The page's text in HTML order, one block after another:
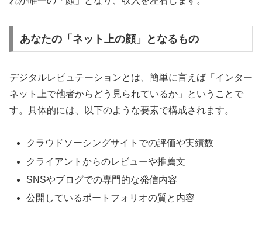
あなたの「ネット上の顔」となるもの
デジタルレピュテーションとは、簡単に言えば「インター
ネット上で他者からどう見られているか」ということで
す。具体的には、以下のような要素で構成されます。
クラウドソーシングサイトでの評価や実績数
クライアントからのレビューや推薦文
SNSやブログでの専門的な発信内容
公開しているポートフォリオの質と内容